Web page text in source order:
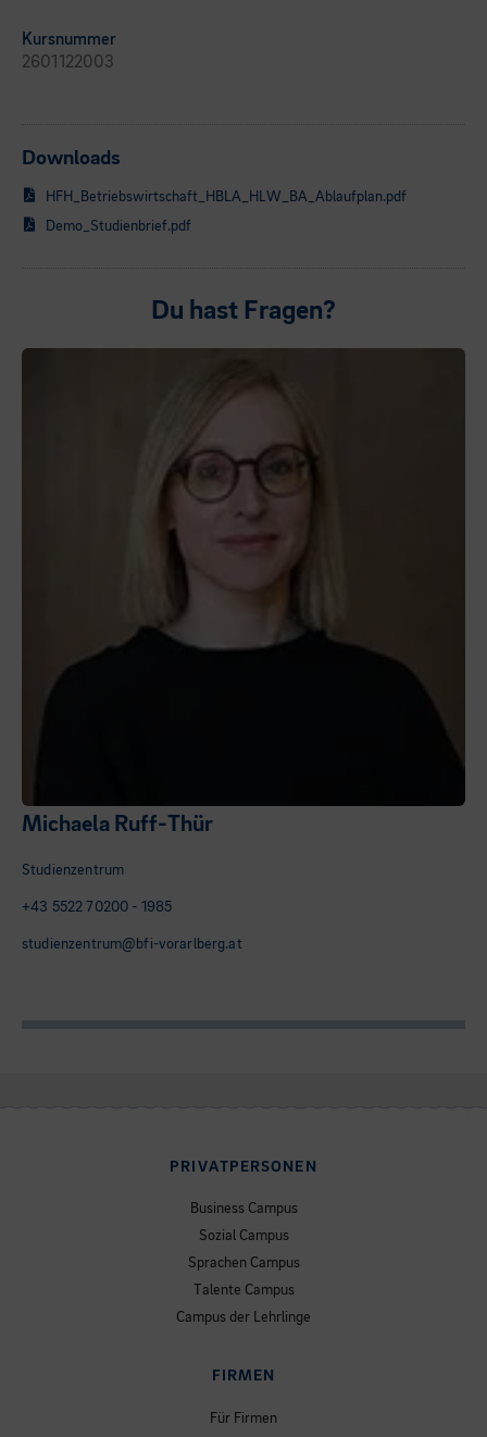
Kursnummer
2601122003
Downloads
HFH_Betriebswirtschaft_HBLA_HLW_BA_Ablaufplan.pdf
Demo_Studienbrief.pdf
Du hast Fragen?
Michaela Ruff-Thür
Studienzentrum
+43 5522 70200 - 1985
studienzentrum@bfi-vorarlberg.at
PRIVATPERSONEN
Business Campus
Sozial Campus
Sprachen Campus
Talente Campus
Campus der Lehrlinge
FIRMEN
Für Firmen